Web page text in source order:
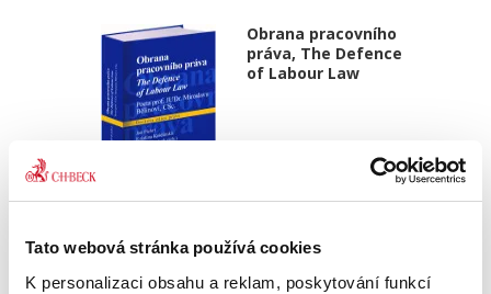
Tato webová stránka používá cookies
K personalizaci obsahu a reklam, poskytování funkcí
Obrana pracovního
práva, The Defence
of Labour Law
690,00 Kč